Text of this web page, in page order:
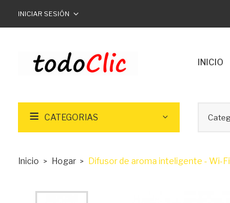
INICIAR SESIÓN
INICIO
CATEGORIAS
Inicio Hogar Difusor de aroma inteligente - Wi-Fi